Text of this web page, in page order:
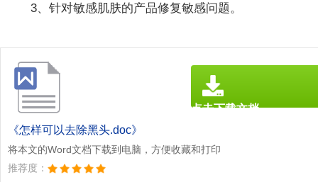
3、针对敏感肌肤的产品修复敏感问题。
《怎样可以去除黑头.doc》
将本文的Word文档下载到电脑，方便收藏和打印
推荐度：
点击下载文档